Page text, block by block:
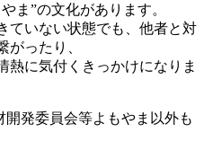
ま”の文化があります。
ていない状態でも、他者と対
がったり、
熱に気付くきっかけになりま
発委員会等よもやま以外も